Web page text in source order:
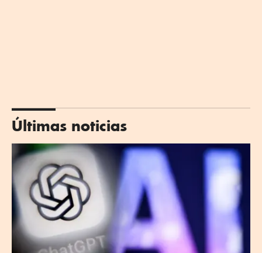
Últimas noticias